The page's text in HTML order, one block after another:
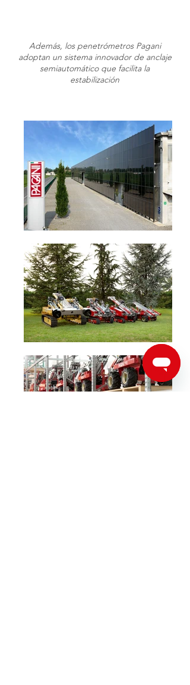
Además, los penetrómetros Pagani
adoptan un sistema innovador de anclaje
semiautomático que facilita la
estabilización